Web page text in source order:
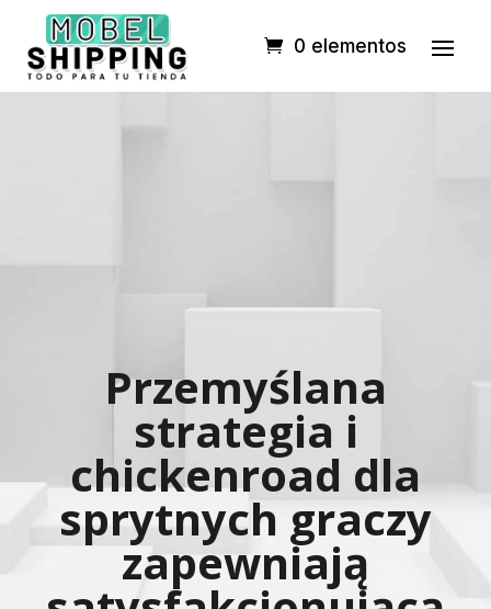
0 elementos
Przemyślana
strategia i
chickenroad dla
sprytnych graczy
zapewniają